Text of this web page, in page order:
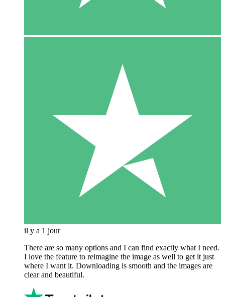
il y a 1 jour
There are so many options and I can find exactly what I need.
I love the feature to reimagine the image as well to get it just
where I want it. Downloading is smooth and the images are
clear and beautiful.